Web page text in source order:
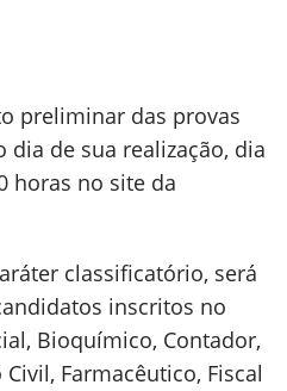
preliminar das provas
de sua realização, dia
horas no site da
classificatório, será
inscritos no
Bioquímico, Contador,
Farmacêutico, Fiscal